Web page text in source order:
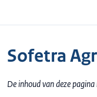
Sofetra
De inhoud van deze